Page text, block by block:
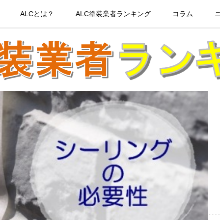
ALCとは？ ALC塗装業者ランキング コラム